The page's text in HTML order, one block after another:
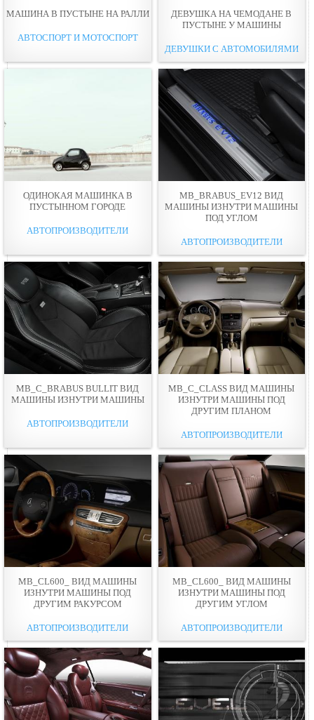
МАШИНА В ПУСТЫНЕ НА РАЛЛИ
АВТОСПОРТ И МОТОСПОРТ
ДЕВУШКА НА ЧЕМОДАНЕ В
ПУСТЫНЕ У МАШИНЫ
ДЕВУШКИ С АВТОМОБИЛЯМИ
ОДИНОКАЯ МАШИНКА В
ПУСТЫННОМ ГОРОДЕ
АВТОПРОИЗВОДИТЕЛИ
MB_BRABUS_EV12 ВИД
МАШИНЫ ИЗНУТРИ МАШИНЫ
ПОД УГЛОМ
АВТОПРОИЗВОДИТЕЛИ
MB_C_BRABUS BULLIT ВИД
МАШИНЫ ИЗНУТРИ МАШИНЫ
АВТОПРОИЗВОДИТЕЛИ
MB_C_CLASS ВИД МАШИНЫ
ИЗНУТРИ МАШИНЫ ПОД
ДРУГИМ ПЛАНОМ
АВТОПРОИЗВОДИТЕЛИ
MB_CL600_ ВИД МАШИНЫ
ИЗНУТРИ МАШИНЫ ПОД
ДРУГИМ РАКУРСОМ
АВТОПРОИЗВОДИТЕЛИ
MB_CL600_ ВИД МАШИНЫ
ИЗНУТРИ МАШИНЫ ПОД
ДРУГИМ УГЛОМ
АВТОПРОИЗВОДИТЕЛИ